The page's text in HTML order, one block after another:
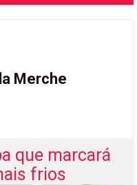
Merche
que marcará
frios